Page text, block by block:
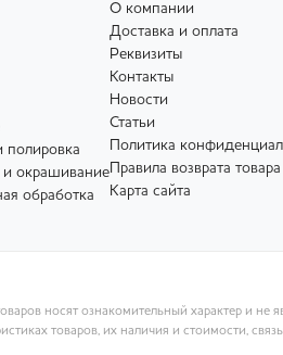
и окрашивание
обработка
О компании
Доставка и оплата
Реквизиты
Контакты
Новости
Статьи
Политика
Правила возврата товара
Карта сайта
носят ознакомительный характер и не
товаров, их наличия и стоимости,